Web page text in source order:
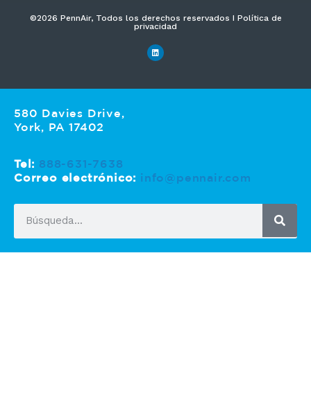
©2026 PennAir, Todos los derechos reservados I Política de
privacidad
580 Davies Drive,
York, PA 17402
Tel: 888-631-7638
Correo electrónico: info@pennair.com